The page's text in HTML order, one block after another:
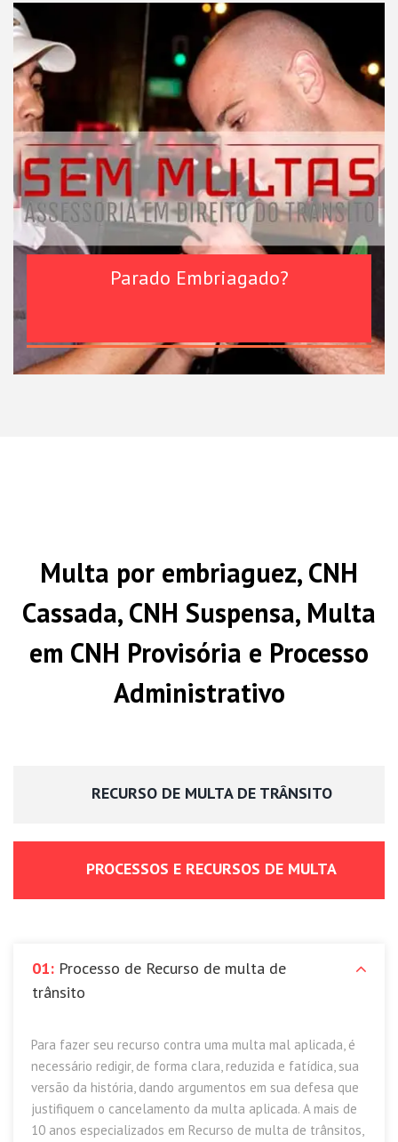
Parado Embriagado?
Multa por embriaguez, CNH
Cassada, CNH Suspensa, Multa
em CNH Provisória e Processo
Administrativo
RECURSO DE MULTA DE TRÂNSITO
PROCESSOS E RECURSOS DE MULTA
01: Processo de Recurso de multa de
trânsito
Para fazer seu recurso contra uma multa mal aplicada, é
necessário redigir, de forma clara, reduzida e fatídica, sua
versão da história, dando argumentos em sua defesa que
justifiquem o cancelamento da multa aplicada. A mais de
10 anos especializados em Recurso de multa de trânsitos,